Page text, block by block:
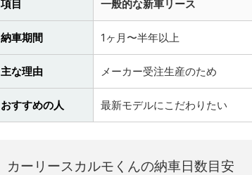
項目 一般的な新車リース
納車期間 1ヶ月〜半年以上
主な理由 メーカー受注生産のため
おすすめの人 最新モデルにこだわりたい
カーリースカルモくんの納車日数目安